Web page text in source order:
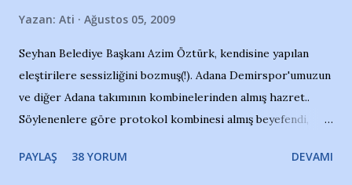
Yazan: Ati Ağustos 05, 2009
Seyhan Belediye Başkanı Azim Öztürk, kendisine yapılan
eleştirilere sessizliğini bozmuş(!). Adana Demirspor'umuzun
ve diğer Adana takımının kombinelerinden almış hazret..
Söylenenlere göre protokol kombinesi almış beyefendi,
ki kombineyi Bekir Başkan'dan alırken; dillere destan..
PAYLAŞ 38 YORUM DEVAMI